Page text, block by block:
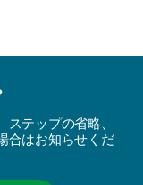
テップの省略、
合はお知らせくだ